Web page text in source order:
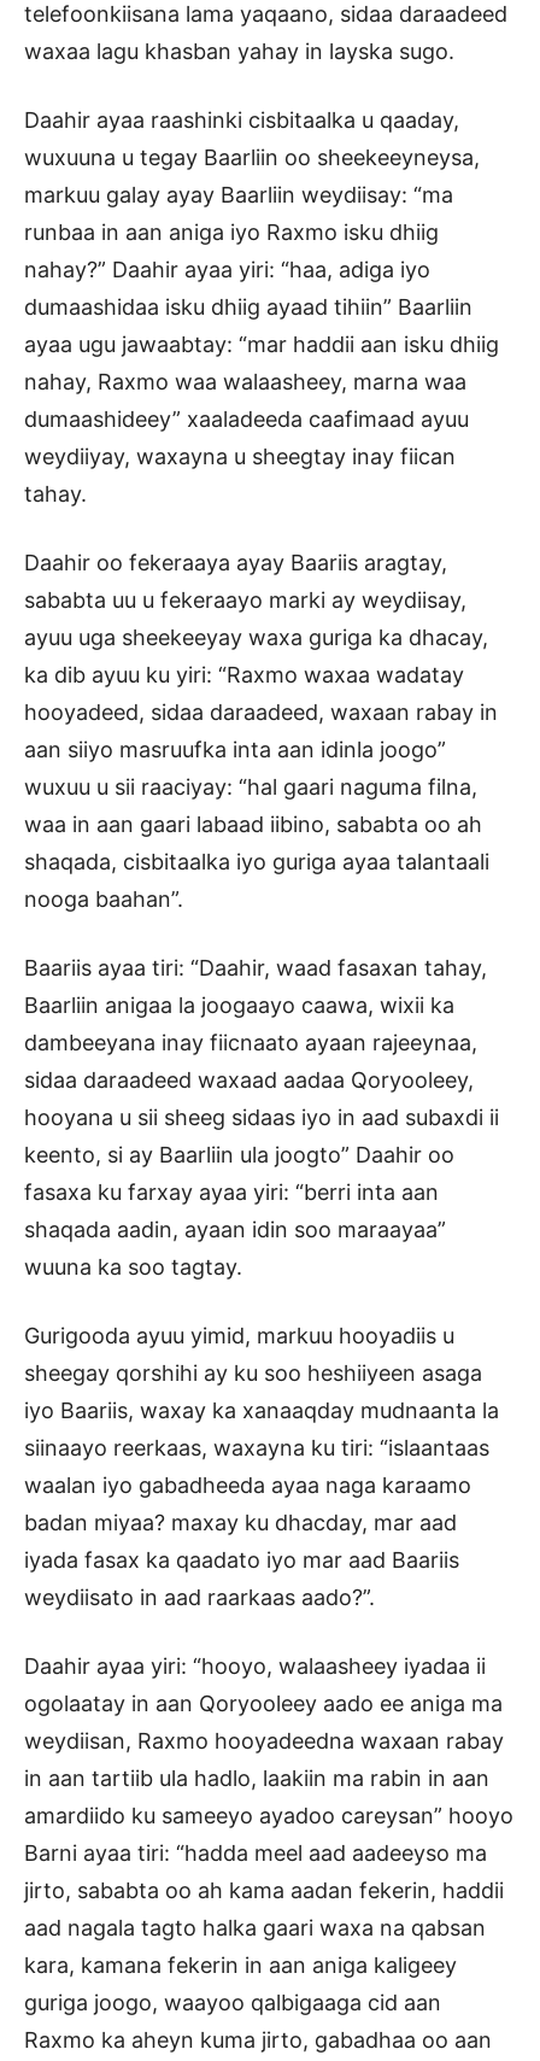
telefoonkiisana lama yaqaano, sidaa daraadeed
waxaa lagu khasban yahay in layska sugo.
Daahir ayaa raashinki cisbitaalka u qaaday,
wuxuuna u tegay Baarliin oo sheekeeyneysa,
markuu galay ayay Baarliin weydiisay: “ma
runbaa in aan aniga iyo Raxmo isku dhiig
nahay?” Daahir ayaa yiri: “haa, adiga iyo
dumaashidaa isku dhiig ayaad tihiin” Baarliin
ayaa ugu jawaabtay: “mar haddii aan isku dhiig
nahay, Raxmo waa walaasheey, marna waa
dumaashideey” xaaladeeda caafimaad ayuu
weydiiyay, waxayna u sheegtay inay fiican
tahay.
Daahir oo fekeraaya ayay Baariis aragtay,
sababta uu u fekeraayo marki ay weydiisay,
ayuu uga sheekeeyay waxa guriga ka dhacay,
ka dib ayuu ku yiri: “Raxmo waxaa wadatay
hooyadeed, sidaa daraadeed, waxaan rabay in
aan siiyo masruufka inta aan idinla joogo”
wuxuu u sii raaciyay: “hal gaari naguma filna,
waa in aan gaari labaad iibino, sababta oo ah
shaqada, cisbitaalka iyo guriga ayaa talantaali
nooga baahan”.
Baariis ayaa tiri: “Daahir, waad fasaxan tahay,
Baarliin anigaa la joogaayo caawa, wixii ka
dambeeyana inay fiicnaato ayaan rajeeynaa,
sidaa daraadeed waxaad aadaa Qoryooleey,
hooyana u sii sheeg sidaas iyo in aad subaxdi ii
keento, si ay Baarliin ula joogto” Daahir oo
fasaxa ku farxay ayaa yiri: “berri inta aan
shaqada aadin, ayaan idin soo maraayaa”
wuuna ka soo tagtay.
Gurigooda ayuu yimid, markuu hooyadiis u
sheegay qorshihi ay ku soo heshiiyeen asaga
iyo Baariis, waxay ka xanaaqday mudnaanta la
siinaayo reerkaas, waxayna ku tiri: “islaantaas
waalan iyo gabadheeda ayaa naga karaamo
badan miyaa? maxay ku dhacday, mar aad
iyada fasax ka qaadato iyo mar aad Baariis
weydiisato in aad raarkaas aado?”.
Daahir ayaa yiri: “hooyo, walaasheey iyadaa ii
ogolaatay in aan Qoryooleey aado ee aniga ma
weydiisan, Raxmo hooyadeedna waxaan rabay
in aan tartiib ula hadlo, laakiin ma rabin in aan
amardiido ku sameeyo ayadoo careysan” hooyo
Barni ayaa tiri: “hadda meel aad aadeeyso ma
jirto, sababta oo ah kama aadan fekerin, haddii
aad nagala tagto halka gaari waxa na qabsan
kara, kamana fekerin in aan aniga kaligeey
guriga joogo, waayoo qalbigaaga cid aan
Raxmo ka aheyn kuma jirto, gabadhaa oo aan